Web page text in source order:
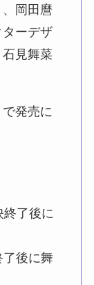
、岡田麿
ーデザ
見舞菜
発売に
了後に
後に舞